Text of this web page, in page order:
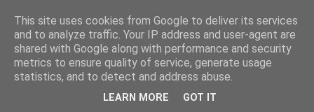
Taloja ja Toiveita
[ Sisustaa ] [ Remontoi ] [ Tuunaa ] [ Haaveilee ] [ Reissaa ]
This site uses cookies from Google to deliver its services
and to analyze traffic. Your IP address and user-agent are
shared with Google along with performance and security
metrics to ensure quality of service, generate usage
statistics, and to detect and address abuse.
LEARN MORE GOT IT